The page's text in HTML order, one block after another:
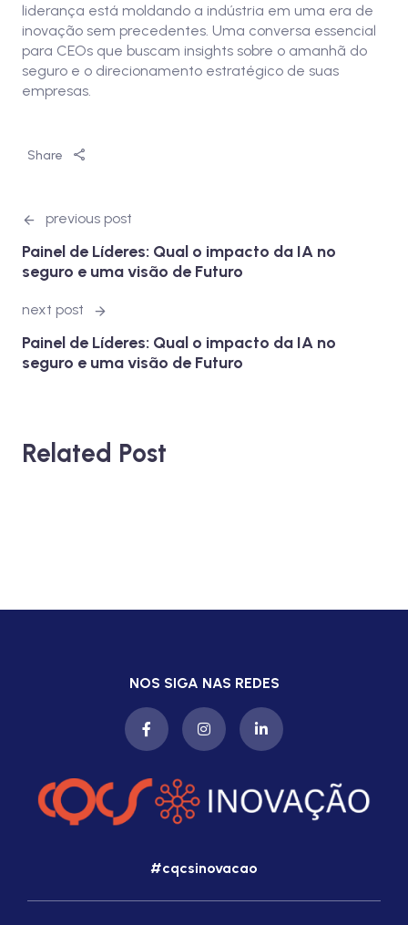
liderança está moldando a indústria em uma era de
inovação sem precedentes. Uma conversa essencial
para CEOs que buscam insights sobre o amanhã do
seguro e o direcionamento estratégico de suas
empresas.
Share
previous post
Painel de Líderes: Qual o impacto da IA no
seguro e uma visão de Futuro
next post
Painel de Líderes: Qual o impacto da IA no
seguro e uma visão de Futuro
Related Post
NOS SIGA NAS REDES
#cqcsinovacao